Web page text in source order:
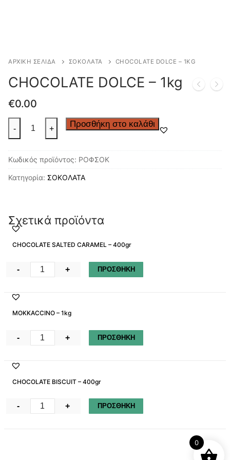
ΑΡΧΙΚΉ ΣΕΛΊΔΑ ΣΟΚΟΛΑΤΑ CHOCOLATE DOLCE – 1KG
CHOCOLATE DOLCE – 1kg
€0.00
CHOCOLATE
DOLCE
1kg
ποσότητα
- + Προσθήκη στο καλάθι
Κωδικός προϊόντος: ΡΟΦΣΟΚ
Κατηγορία: ΣΟΚΟΛΑΤΑ
Σχετικά προϊόντα
CHOCOLATE SALTED CARAMEL – 400gr
CHOCOLATE
SALTED
CARAMEL
400gr
ποσότητα
- + ΠΡΟΣΘΗΚΗ
MOKKACCINO – 1kg
MOKKACCINO
1kg
- + ΠΡΟΣΘΗΚΗ
CHOCOLATE BISCUIT – 400gr
CHOCOLATE
BISCUIT
- + ΠΡΟΣΘΗΚΗ
0